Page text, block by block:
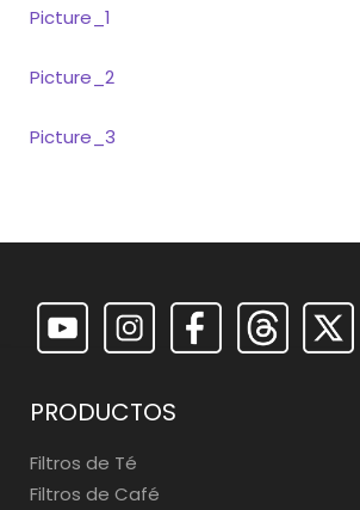
Picture_1
Picture_2
Picture_3
PRODUCTOS
Filtros de Té
Filtros de Café